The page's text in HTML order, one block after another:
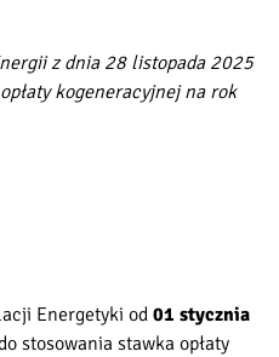
z dnia 28 listopada 2025
kogeneracyjnej na rok
Energetyki od 01 stycznia
stosowania stawka opłaty